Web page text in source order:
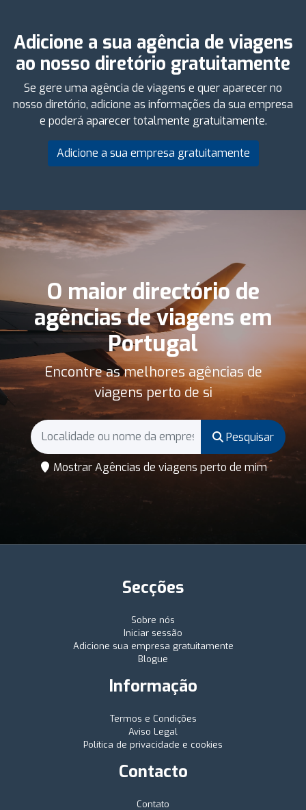
Adicione a sua agência de viagens
ao nosso diretório gratuitamente
Se gere uma agência de viagens e quer aparecer no
nosso diretório, adicione as informações da sua empresa
e poderá aparecer totalmente gratuitamente.
Adicione a sua empresa gratuitamente
O maior directório de
agências de viagens em
Portugal
Encontre as melhores agências de
viagens perto de si
Pesquisar
Mostrar Agências de viagens perto de mim
Secções
Sobre nós
Iniciar sessão
Adicione sua empresa gratuitamente
Blogue
Informação
Termos e Condições
Aviso Legal
Política de privacidade e cookies
Contacto
Contato